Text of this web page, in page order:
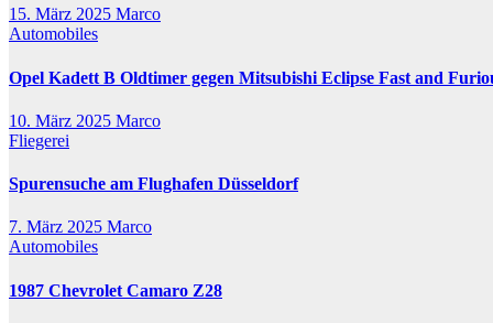
15. März 2025 Marco
Automobiles
Opel Kadett B Oldtimer gegen Mitsubishi Eclipse Fast and
10. März 2025 Marco
Fliegerei
Spurensuche am Flughafen Düsseldorf
7. März 2025 Marco
Automobiles
1987 Chevrolet Camaro Z28